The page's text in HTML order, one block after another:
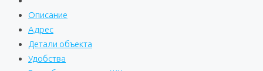
Описание
Адрес
Детали объекта
Удобства